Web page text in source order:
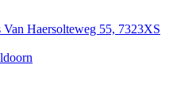
Van Haersolteweg 55, 7323XS